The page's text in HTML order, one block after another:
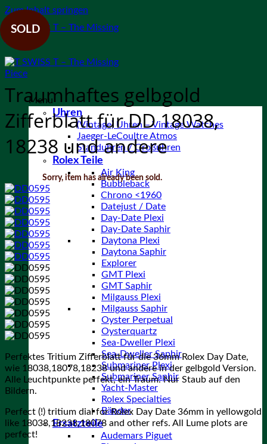
Zum Inhalt springen
Menu
Uhren
(Vintage) Uhren – Vintage Watches
Jaeger-LeCoultre Atmos
Standuhren / Großuhren
Rolex Teile
Air King
Bubbleback
Chrono <1960
Datejust / Date
Day-Date Plexi
Day-Date Saphir
Daytona Plexi
Daytona Saphir
Explorer
GMT Plexi
GMT Saphir
Milgauss Plexi
Milgauss Saphir
Oyster Perpetual
Oysterquartz
Sea-Dweller Plexi
Sea-Dweller Saphir
Submariner Plexi
Submariner Saphir
Yacht-Master
Rolex Specialties
Bänder
Ersatzteile
Audemars Piguet
Traumhaftes gelbgold
Zifferblatt für DD 18038,
18238 und andere
SOLD
Sorry, item has already been sold.
Perfektes Tritium Zifferblatt für die 36mm Rolex Day Date,
wie 18038,18078,18238 und andere in der gelbgold Version.
Alle Leuchtpunkte perfekt, ein Traum. Nur Staub auf den
Bildern.
Perfect (!) tritium dial for Rolex Day Date 36mm in yellowgold
like 18038,18238,18078 and other refs. All Lume plots are
perfect!